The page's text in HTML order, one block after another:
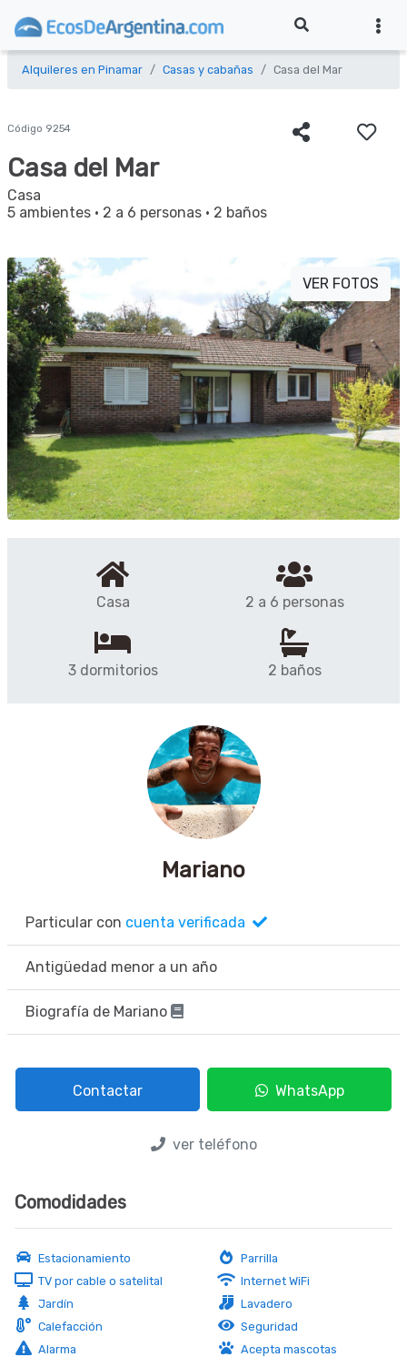
Alquileres en Pinamar Casas y cabañas Casa del Mar
Código 9254
Casa del Mar
Casa
5 ambientes · 2 a 6 personas · 2 baños
VER FOTOS
Casa 2 a 6 personas
3 dormitorios 2 baños
Mariano
Particular con cuenta verificada
Antigüedad menor a un año
Biografía de Mariano
Contactar WhatsApp
ver teléfono
Comodidades
Estacionamiento
Parrilla
TV por cable o satelital
Internet WiFi
Jardín
Lavadero
Calefacción
Seguridad
Alarma
Acepta mascotas